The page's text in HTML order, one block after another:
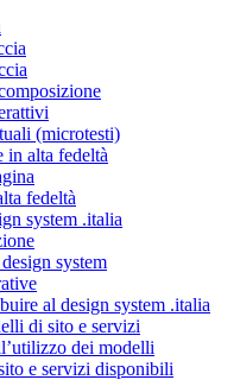
(microtesti)
in alta fedeltà
fedeltà
system .italia
system
al design system .italia
di sito e servizi
dei modelli
e servizi disponibili